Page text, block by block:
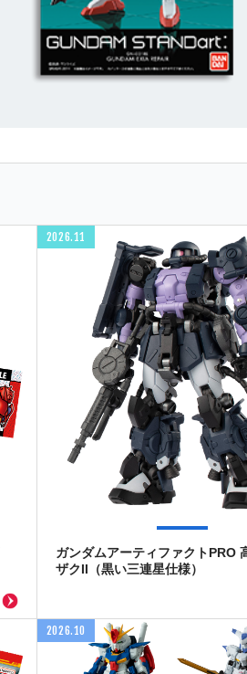
2026.11
ガンダムアーティファクトPRO
ザクII（黒い三連星仕様）
2026.10